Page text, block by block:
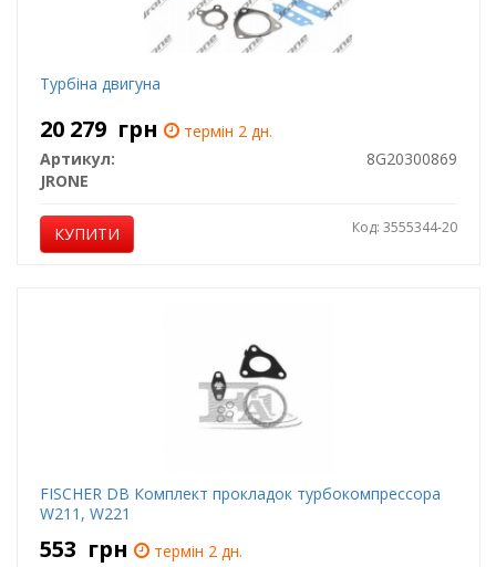
Турбіна двигуна
20 279 грн
термін 2 дн.
Артикул:
8G20300869
JRONE
КУПИТИ Код: 3555344-20
FISCHER DB Комплект прокладок турбокомпрессора
W211, W221
553 грн
термін 2 дн.